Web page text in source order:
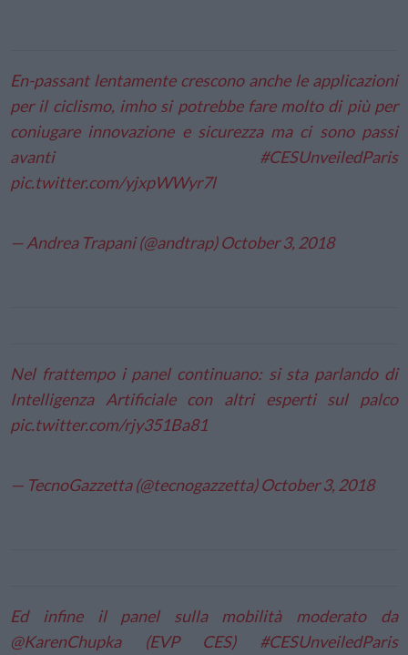
En-passant lentamente crescono anche le applicazioni
per il ciclismo, imho si potrebbe fare molto di più per
coniugare innovazione e sicurezza ma ci sono passi
avanti
#CESUnveiledParis
pic.twitter.com/yjxpWWyr7l
— Andrea Trapani (@andtrap)October 3, 2018
Nel frattempo i panel continuano: si sta parlando di
Intelligenza Artificiale con altri esperti sul palco
pic.twitter.com/rjy351Ba81
— TecnoGazzetta (@tecnogazzetta)October 3, 2018
Ed infine il panel sulla mobilità moderato da
@KarenChupka(EVP CES)
#CESUnveiledParis